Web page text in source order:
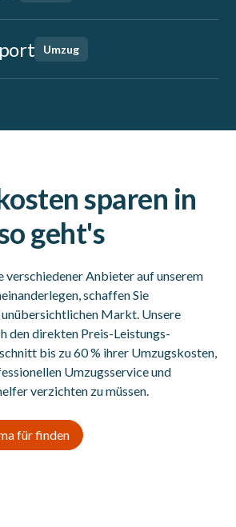
Umzug
sparen in
geht's
verschiedener Anbieter auf unserem
schaffen Sie
Markt. Unsere
den direkten Preis-Leistungs-
bis zu 60 % ihrer Umzugskosten,
Umzugsservice und
verzichten zu müssen.
für finden